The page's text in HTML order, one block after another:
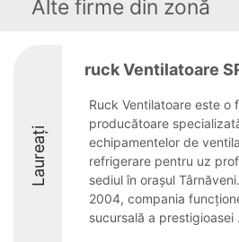
Alte firme din zonă
Laureați
ruck Ventilatoare
Ruck Ventilatoare este o
producătoare
echipamentelor de
refrigerare pentru uz
sediul în orașul
2004, compania
sucursală a prestigioasei